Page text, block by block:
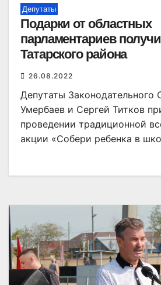
Депутаты
Подарки от областных
парламентариев
Татарского района
26.08.2022
Депутаты Законодательного
Умербаев и Сергей Титков
проведении традиционной
акции «Собери ребенка в